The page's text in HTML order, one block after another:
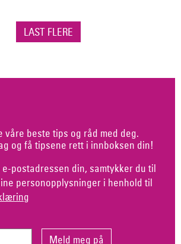
LAST FLERE
våre beste tips og råd med deg.
og få tipsene rett i innboksen din!
e-postadressen din, samtykker du til
personopplysninger i henhold til